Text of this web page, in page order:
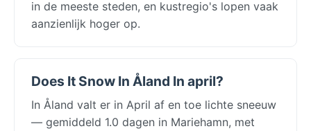
in de meeste steden, en kustregio's lopen vaak
aanzienlijk hoger op.
Does It Snow In Åland In april?
In Åland valt er in April af en toe lichte sneeuw
— gemiddeld 1.0 dagen in Mariehamn, met